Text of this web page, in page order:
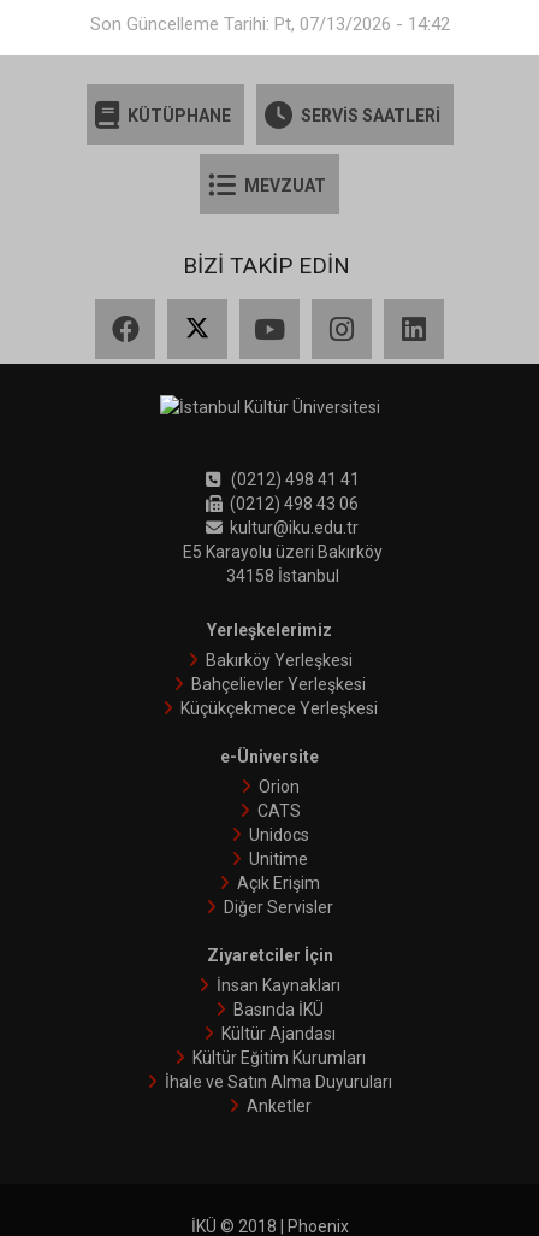
Son Güncelleme Tarihi: Pt, 07/13/2026 - 14:42
KÜTÜPHANE SERVİS SAATLERİ
MEVZUAT
BİZİ TAKİP EDİN
(0212) 498 41 41
(0212) 498 43 06
kultur@iku.edu.tr
E5 Karayolu üzeri Bakırköy
34158 İstanbul
Yerleşkelerimiz
Bakırköy Yerleşkesi
Bahçelievler Yerleşkesi
Küçükçekmece Yerleşkesi
e-Üniversite
Orion
CATS
Unidocs
Unitime
Açık Erişim
Diğer Servisler
Ziyaretciler İçin
İnsan Kaynakları
Basında İKÜ
Kültür Ajandası
Kültür Eğitim Kurumları
İhale ve Satın Alma Duyuruları
Anketler
İKÜ © 2018 | Phoenix